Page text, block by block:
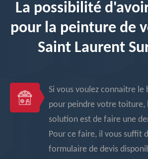
La possibilité
pour la peinture de
Saint Laurent
Si vous voulez connaitre le
pour peindre votre toiture,
solution est de faire une
Pour ce faire, il vous suffit
formulaire de devis